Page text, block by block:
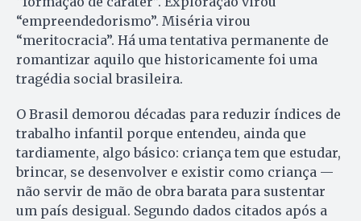
“empreendedorismo”. Miséria virou
“meritocracia”. Há uma tentativa permanente de
romantizar aquilo que historicamente foi uma
tragédia social brasileira.
O Brasil demorou décadas para reduzir índices de
trabalho infantil porque entendeu, ainda que
tardiamente, algo básico: criança tem que estudar,
brincar, se desenvolver e existir como criança —
não servir de mão de obra barata para sustentar
um país desigual. Segundo dados citados após a